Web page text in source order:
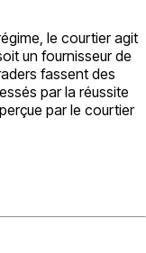
le courtier agit
un fournisseur de
fassent des
par la réussite
par le courtier